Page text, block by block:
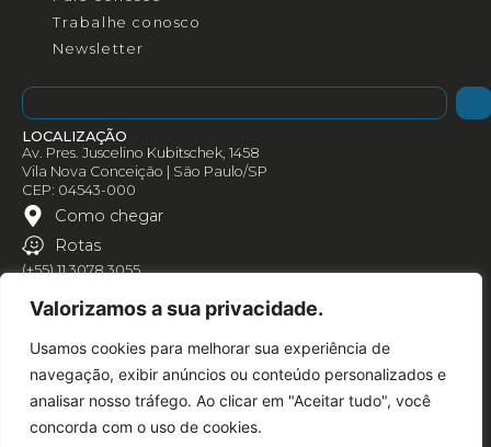
Valorizamos a sua privacidade.
Usamos cookies para melhorar sua experiência de
navegação, exibir anúncios ou conteúdo personalizados e
analisar nosso tráfego. Ao clicar em "Aceitar tudo", você
concorda com o uso de cookies.
Trabalhe conosco
Newsletter
LOCALIZAÇÃO
Av. Pres. Juscelino Kubitschek, 1458
Vila Nova Conceição | São Paulo/SP
CEP: 04543-000
Como chegar
Rotas
(+55) 11 3078 3055